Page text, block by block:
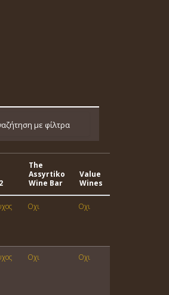
με φίλτρα
The
Assyrtiko
Wine Bar
Value
Wines
Οχι Οχι
Οχι Οχι